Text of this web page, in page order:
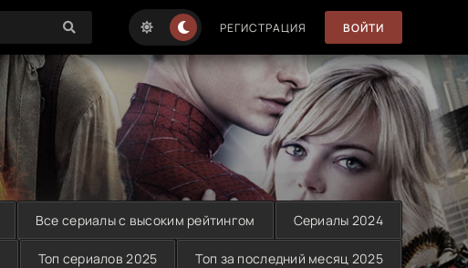
РЕГИСТРАЦИЯ ВОЙТИ
Все сериалы с высоким рейтингом Сериалы 2024
Топ сериалов 2025 Топ за последний месяц 2025